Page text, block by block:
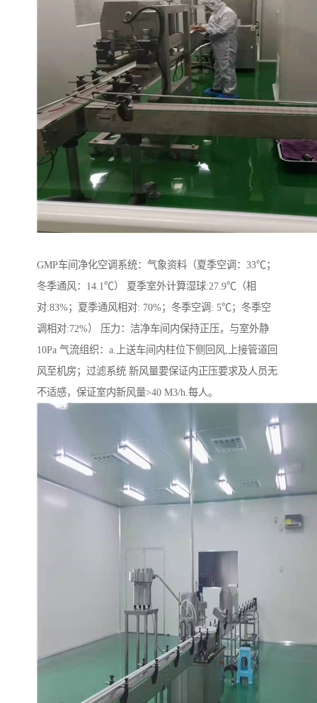
GMP车间净化空调系统：气象资料（夏季空调：33℃；
冬季通风：14.1℃） 夏季室外计算湿球:27.9℃（相
对:83%；夏季通风相对: 70%；冬季空调: 5℃；冬季空
调相对:72%） 压力：洁净车间内保持正压，与室外静
10Pa 气流组织：a.上送车间内柱位下侧回风,上接管道回
风至机房；过滤系统 新风量要保证内正压要求及人员无
不适感，保证室内新风量>40 M3/h.每人。